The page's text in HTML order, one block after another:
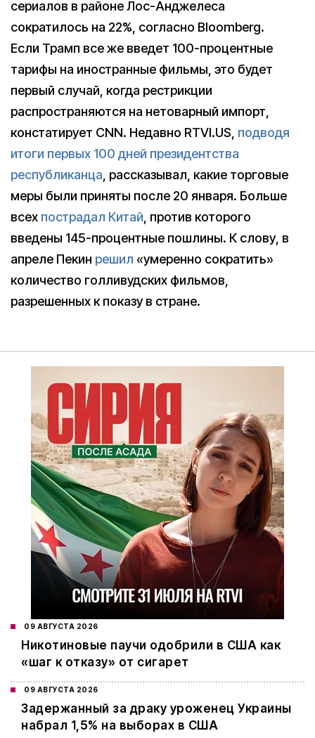
сериалов в районе Лос-Анджелеса
сократилось на 22%, согласно Bloomberg.
Если Трамп все же введет 100-процентные
тарифы на иностранные фильмы, это будет
первый случай, когда рестрикции
распространяются на нетоварный импорт,
констатирует CNN. Недавно RTVI.US, подводя
итоги первых 100 дней президентства
республиканца, рассказывал, какие торговые
меры были приняты после 20 января. Больше
всех пострадал Китай, против которого
введены 145-процентные пошлины. К слову, в
апреле Пекин решил «умеренно сократить»
количество голливудских фильмов,
разрешенных к показу в стране.
09 АВГУСТА 2026
Никотиновые паучи одобрили в США как
«шаг к отказу» от сигарет
09 АВГУСТА 2026
Задержанный за драку уроженец Украины
набрал 1,5% на выборах в США